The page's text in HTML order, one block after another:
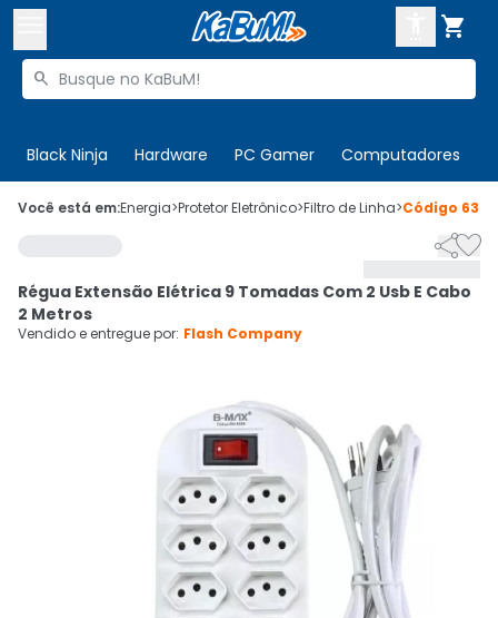

Buscar produtos

Black Ninja Hardware PC Gamer Computadores
 Olá. Acesse sua conta
Cupons
Ativar tradutor em libras
CADASTRE-SE
Você está em:Energia>Protetor Eletrônico>Filtro de Linha>Código

Régua Extensão Elétrica 9 Tomadas Com 2 Usb E Cabo
2 Metros
Vendido e entregue por: Flash Company